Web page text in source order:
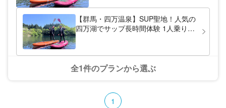
【群馬・四万温泉】SUP聖地！人気の
四万湖でサップ長時間体験 1人乗り
全1件のプランから選ぶ
1